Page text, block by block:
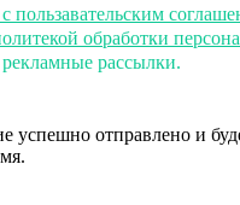
пользавательским
обработки
рассылки.
успешно отправлено и